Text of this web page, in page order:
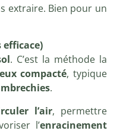
extraire. Bien pour un
. C’est la méthode la
compacté, typique
.
l’air, permettre
l’enracinement